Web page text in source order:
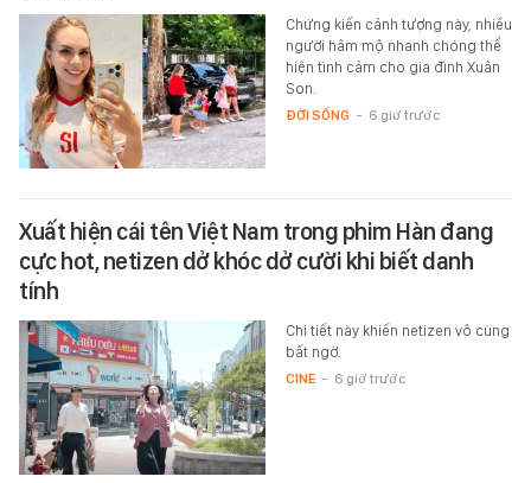
Chứng kiến cảnh tượng này, nhiều
người hâm mộ nhanh chóng thể
hiện tình cảm cho gia đình Xuân
Son.
ĐỜI SỐNG - 6 giờ trước
Xuất hiện cái tên Việt Nam trong phim Hàn đang
cực hot, netizen dở khóc dở cười khi biết danh
tính
Chi tiết này khiến netizen vô cùng
bất ngờ.
CINE - 6 giờ trước